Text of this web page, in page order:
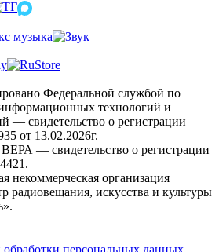
Федеральной службой по
технологий и
— свидетельство о регистрации
от 13.02.2026г.
— свидетельство о регистрации
некоммерческая организация
искусства и культуры
персональных данных